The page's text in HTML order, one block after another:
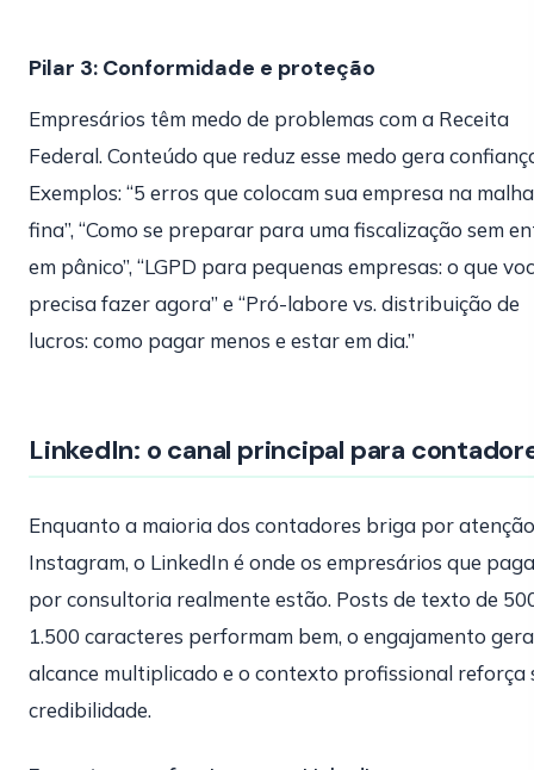
Pilar 3: Conformidade e proteção
Empresários têm medo de problemas com a Receita
Federal. Conteúdo que reduz esse medo gera
Exemplos: “5 erros que colocam sua empresa na malha
fina”, “Como se preparar para uma fiscalização sem
em pânico”, “LGPD para pequenas empresas: o que
precisa fazer agora” e “Pró-labore vs. distribuição de
lucros: como pagar menos e estar em dia.”
LinkedIn: o canal principal para
Enquanto a maioria dos contadores briga por
Instagram, o LinkedIn é onde os empresários que
por consultoria realmente estão. Posts de texto de
1.500 caracteres performam bem, o engajamento gera
alcance multiplicado e o contexto profissional reforça
credibilidade.